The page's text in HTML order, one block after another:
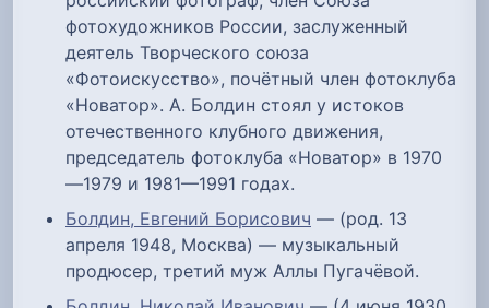
фотохудожников России, заслуженный
деятель Творческого союза
«Фотоискусство», почётный член фотоклуба
«Новатор». А. Болдин стоял у истоков
отечественного клубного движения,
председатель фотоклуба «Новатор» в 1970
—1979 и 1981—1991 годах.
Болдин, Евгений Борисович — (род. 13
апреля 1948, Москва) — музыкальный
продюсер, третий муж Аллы Пугачёвой.